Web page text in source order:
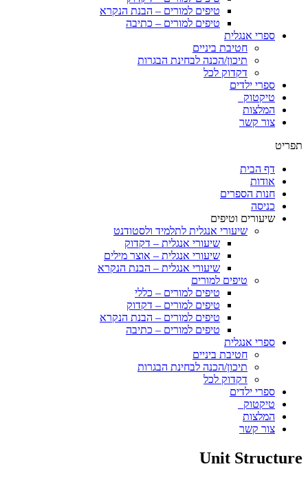
טיפים למורים – הבנת הנקרא
טיפים למורים – כתיבה
ספרי אנגלית
חטיבת ביניים
תיכון/הכנה לבחינת הבגרות
דקדוק לכל
ספרי ילדים
טיקטוק
המלצות
צור קשר
תפריט
דף הבית
אודות
חנות הספרים
כניסה
שיעורים וטיפים
שיעורי אנגלית לתלמיד ולסטודנט
שיעורי אנגלית – דקדוק
שיעורי אנגלית – אוצר מילים
שיעורי אנגלית – הבנת הנקרא
טיפים למורים
טיפים למורים – כללי
טיפים למורים – דקדוק
טיפים למורים – הבנת הנקרא
טיפים למורים – כתיבה
ספרי אנגלית
חטיבת ביניים
תיכון/הכנה לבחינת הבגרות
דקדוק לכל
ספרי ילדים
טיקטוק
המלצות
צור קשר
Unit Structure